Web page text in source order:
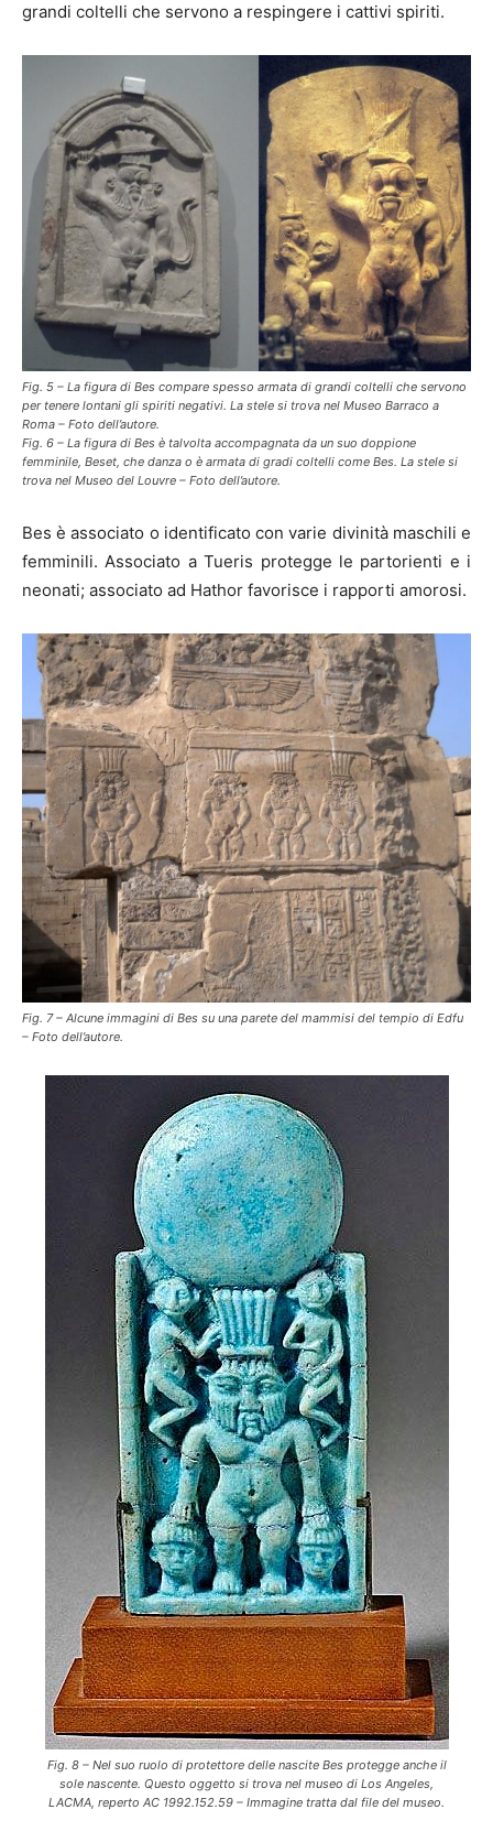
grandi coltelli che servono a respingere i cattivi spiriti.
Fig. 5 – La figura di Bes compare spesso armata di grandi coltelli che servono
per tenere lontani gli spiriti negativi. La stele si trova nel Museo Barraco a
Roma – Foto dell’autore.
Fig. 6 – La figura di Bes è talvolta accompagnata da un suo doppione
femminile, Beset, che danza o è armata di gradi coltelli come Bes. La stele si
trova nel Museo del Louvre – Foto dell’autore.
Bes è associato o identificato con varie divinità maschili e
femminili. Associato a Tueris protegge le partorienti e i
neonati; associato ad Hathor favorisce i rapporti amorosi.
Fig. 7 – Alcune immagini di Bes su una parete del mammisi del tempio di Edfu
– Foto dell’autore.
Fig. 8 – Nel suo ruolo di protettore delle nascite Bes protegge anche il
sole nascente. Questo oggetto si trova nel museo di Los Angeles,
LACMA, reperto AC 1992.152.59 – Immagine tratta dal file del museo.